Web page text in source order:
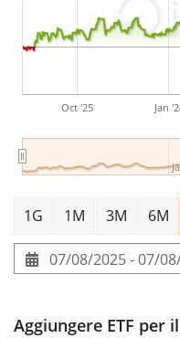
Oct '25 Jan
1G 1M 3M 6M
07/08/2025 - 07/
Aggiungere ETF per